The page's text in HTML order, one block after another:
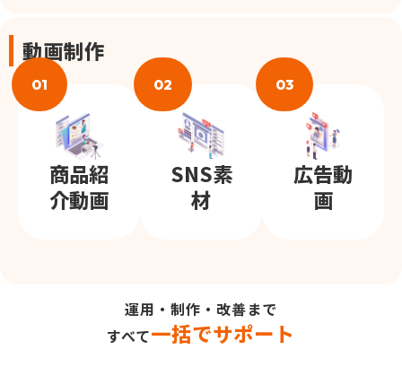
動画制作
01
商品紹
介動画
02
SNS素
材
03
広告動
画
運用・制作・改善まで
すべて一括でサポート